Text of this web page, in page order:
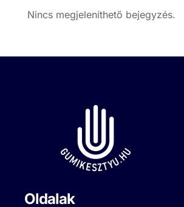
Nincs megjeleníthető bejegyzés.
Oldalak